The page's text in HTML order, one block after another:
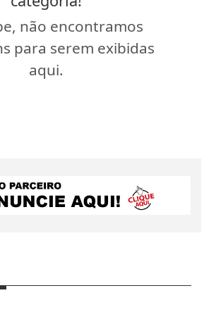
não encontramos
para serem exibidas
aqui.